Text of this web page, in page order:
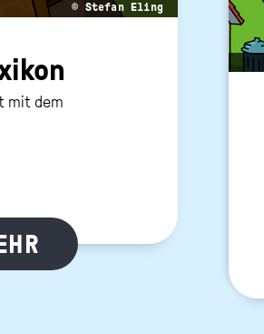
© Stefan Eling
mit dem